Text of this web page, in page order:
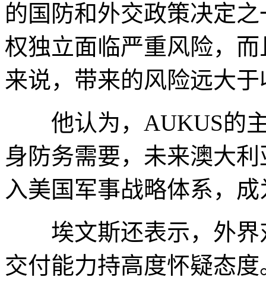
的国防和外交政策决定
权独立面临严重风险，
来说，带来的风险远大于
他认为，AUKUS的主
身防务需要，未来澳大
入美国军事战略体系，
埃文斯还表示，外界
交付能力持高度怀疑态